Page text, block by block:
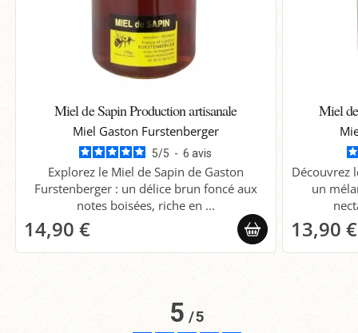
Miel de Sapin Production artisanale
Miel Gaston Furstenberger
5/5 - 6avis
Explorez le Miel de Sapin de Gaston
Furstenberger : un délice brun foncé aux
notes boisées, riche en ...
14,90 €
Miel
Découvrez
un
13,90 €
5/5